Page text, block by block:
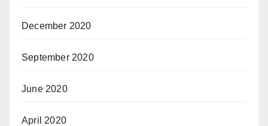
December 2020
September 2020
June 2020
April 2020